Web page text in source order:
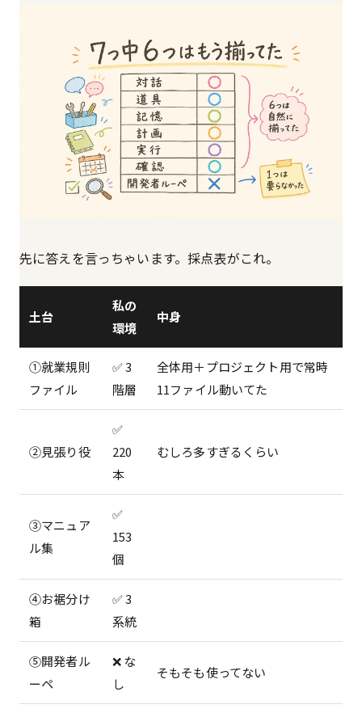
先に答えを言っちゃいます。採点表がこれ。
土台
私の
環境
中身
①就業規則
ファイル
✅ 3
階層
全体用＋プロジェクト用で常時
11ファイル動いてた
②見張り役
✅
220
本
むしろ多すぎるくらい
③マニュア
ル集
✅
153
個
④お裾分け
箱
✅ 3
系統
⑤開発者ル
ーペ
❌ な
し
そもそも使ってない